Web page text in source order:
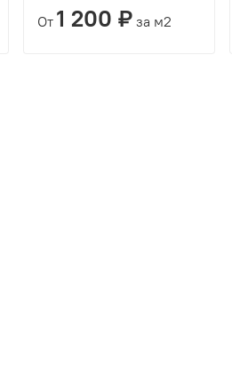
От 1 200 ₽ за м2